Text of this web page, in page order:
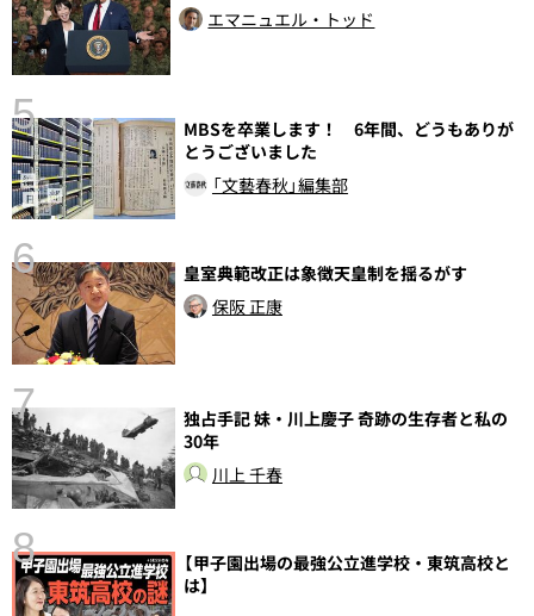
エマニュエル・トッド
5
MBSを卒業します！ 6年間、どうもありが
とうございました
「文藝春秋」編集部
6
皇室典範改正は象徴天皇制を揺るがす
保阪 正康
7
独占手記 妹・川上慶子 奇跡の生存者と私の
30年
川上 千春
8
【甲子園出場の最強公立進学校・東筑高校と
は】